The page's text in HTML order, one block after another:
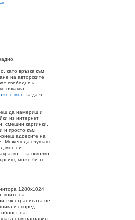
като връзка към
на авторските
свободно и
някаква
с мен за да я
да намериш и
из интернет
смешни картинки,
и просто към
адресите на
Можеш да слушаш
мен си
– за няколко
може би то
1280х1024
които са
тях страницата не
и според
на
съм направил